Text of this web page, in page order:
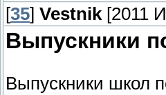
[35] Vestnik [2011
Выпускники
Выпускники школ